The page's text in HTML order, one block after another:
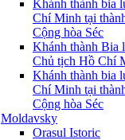
Khánh thành bia
Chí Minh tại
Cộng hòa Séc
Khánh thành Bia
Chủ tịch Hồ Chí
Khánh thành bia
Chí Minh tại
Cộng hòa Séc
Moldavsky
Orasul Istoric